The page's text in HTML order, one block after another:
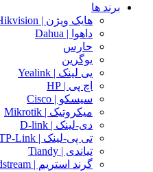
برند ها
هایک ویژن | Hikvision
داهوا | Dahua
حارس
یوگرین
یی لینک | Yealink
اچ پی | HP
سیسکو | Cisco
میکروتیک | Mikrotik
دی-لینک | D-link
تی پی-لینک | TP-Link
تیاندی | Tiandy
گرند استریم | Grandstream